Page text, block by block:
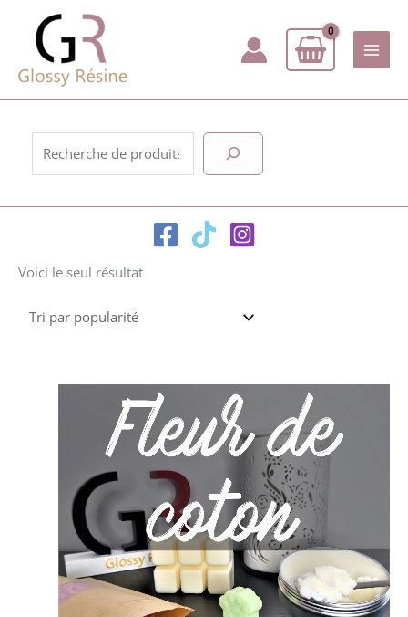
contenu
Rechercher
Voici le seul résultat